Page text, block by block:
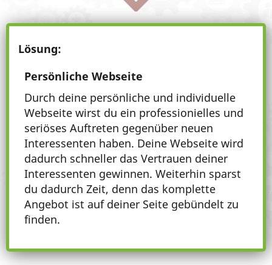
Lösung:
Persönliche Webseite
Durch deine persönliche und individuelle
Webseite wirst du ein professionielles und
seriöses Auftreten gegenüber neuen
Interessenten haben. Deine Webseite wird
dadurch schneller das Vertrauen deiner
Interessenten gewinnen. Weiterhin sparst
du dadurch Zeit, denn das komplette
Angebot ist auf deiner Seite gebündelt zu
finden.